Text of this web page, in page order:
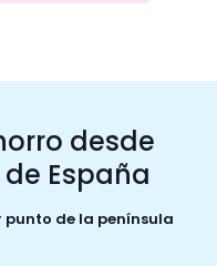
desde
España
punto de la península